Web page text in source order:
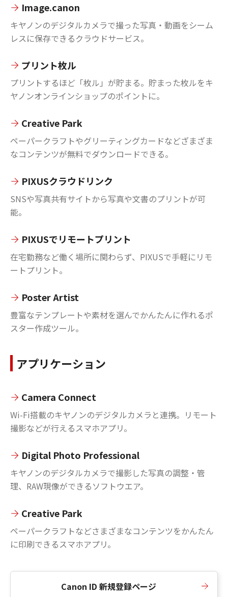
Image.canon
キヤノンのデジタルカメラで撮った写真・動画をシーム
レスに保存できるクラウドサービス。
プリント枚ル
プリントするほど「枚ル」が貯まる。貯まった枚ルをキ
ヤノンオンラインショップのポイントに。
Creative Park
ペーパークラフトやグリーティングカードなどざまざま
なコンテンツが無料でダウンロードできる。
PIXUSクラウドリンク
SNSや写真共有サイトから写真や文書のプリントが可
能。
PIXUSでリモートプリント
在宅勤務など働く場所に関わらず、PIXUSで手軽にリモ
ートプリント。
Poster Artist
豊富なテンプレートや素材を選んでかんたんに作れるポ
スター作成ツール。
アプリケーション
Camera Connect
Wi-Fi搭載のキヤノンのデジタルカメラと連携。リモート
撮影などが行えるスマホアプリ。
Digital Photo Professional
キヤノンのデジタルカメラで撮影した写真の調整・管
理、RAW現像ができるソフトウエア。
Creative Park
ペーパークラフトなどさまざまなコンテンツをかんたん
に印刷できるスマホアプリ。
Canon ID 新規登録ページ